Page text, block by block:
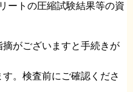
ートの圧縮試験結果等の資
がございますと手続きが
。検査前にご確認くださ